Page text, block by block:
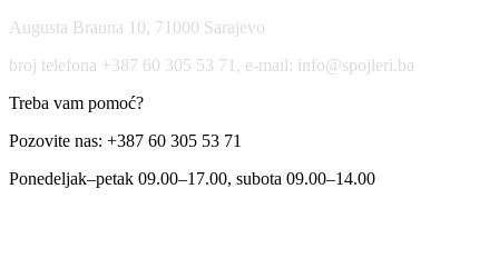
Augusta Brauna 10, 71000 Sarajevo
broj telefona +387 60 305 53 71, e-mail: info@spojleri.ba
Treba vam pomoć?
Pozovite nas: +387 60 305 53 71
Ponedeljak–petak 09.00–17.00, subota 09.00–14.00